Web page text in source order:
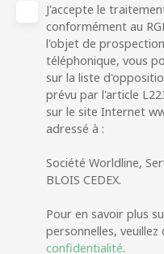
J'accepte le
conformément au
l'objet de
téléphonique, vous
sur la liste
prévu par l'article
sur le site Internet
adressé à :
Société Worldline,
BLOIS CEDEX.
Pour en savoir plus
personnelles,
confidentialité.